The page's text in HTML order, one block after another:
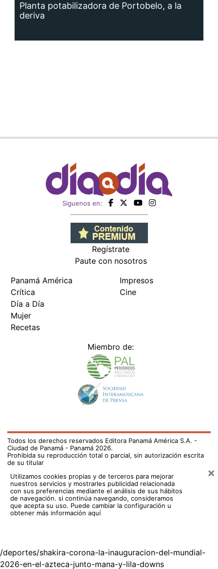
Planta potabilizadora de Portobelo, a la
deriva
Siguenos en:
Regístrate
Paute con nosotros
Panamá América
Crítica
Día a Día
Mujer
Recetas
Impresos
Cine
Miembro de:
Todos los derechos reservados Editora Panamá América S.A. -
Ciudad de Panamá - Panamá 2026.
Prohibida su reproducción total o parcial, sin autorización escrita
de su titular
Utilizamos cookies propias y de terceros para mejorar
nuestros servicios y mostrarles publicidad relacionada
con sus preferencias mediante el análisis de sus hábitos
de navegación. si continúa navegando, consideramos
que acepta su uso. Puede cambiar la configuración u
obtener más información aquí
×
/deportes/shakira-corona-la-inauguracion-del-mundial-
2026-en-el-azteca-junto-mana-y-lila-downs